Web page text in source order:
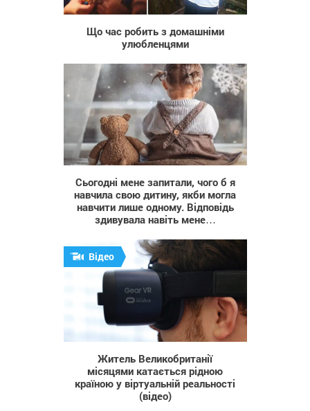
Що час робить з домашніми
улюбленцями
378
Сьогодні мене запитали, чого б я
навчила свою дитину, якби могла
навчити лише одному. Відповідь
здивувала навіть мене…
879
Відео
Житель Великобританії
місяцями катається рідною
країною у віртуальній реальності
(відео)